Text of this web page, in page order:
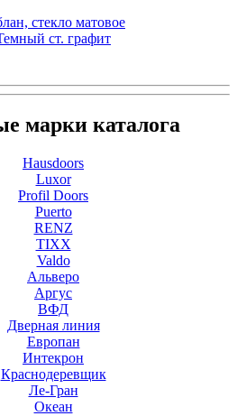
стекло матовое
ст. графит
марки каталога
Hausdoors
Luxor
Profil Doors
Puerto
RENZ
TIXX
Valdo
Альверо
Аргус
ВФД
Дверная линия
Европан
Интекрон
Краснодеревщик
Ле-Гран
Океан